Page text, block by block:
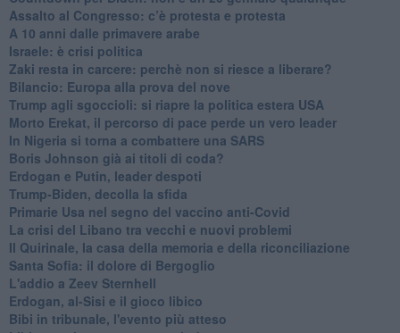
Assalto al Congresso: c’è protesta e protesta
A 10 anni dalle primavere arabe
Israele: è crisi politica
Zaki resta in carcere: perchè non si riesce a liberare?
Bilancio: Europa alla prova del nove
Trump agli sgoccioli: si riapre la politica estera USA
Morto Erekat, il percorso di pace perde un vero leader
In Nigeria si torna a combattere una SARS
Boris Johnson già ai titoli di coda?
Erdogan e Putin, leader despoti
Trump-Biden, decolla la sfida
Primarie Usa nel segno del vaccino anti-Covid
La crisi del Libano tra vecchi e nuovi problemi
Il Quirinale, la casa della memoria e della riconciliazione
Santa Sofia: il dolore di Bergoglio
L'addio a ​Zeev Sternhell
Erdogan, al-Sisi e il gioco libico
Bibi in tribunale, l'evento più atteso